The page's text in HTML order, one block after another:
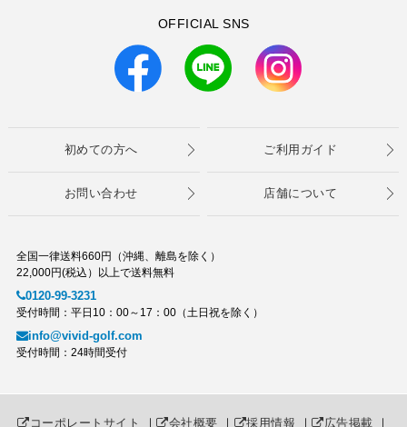
OFFICIAL SNS
初めての方へ ご利用ガイド
お問い合わせ 店舗について
全国一律送料660円（沖縄、離島を除く）
22,000円(税込）以上で送料無料
0120-99-3231
受付時間：平日10：00～17：00（土日祝を除く）
info@vivid-golf.com
受付時間：24時間受付
コーポレートサイト ｜ 会社概要 ｜ 採用情報 ｜ 広告掲載 ｜